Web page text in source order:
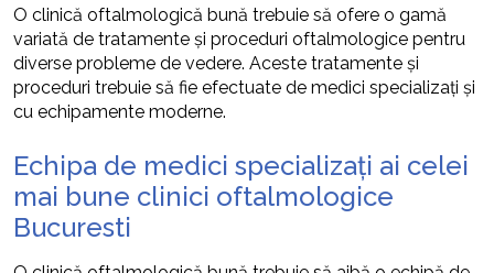
O clinică oftalmologică bună trebuie să ofere o gamă
variată de tratamente și proceduri oftalmologice pentru
diverse probleme de vedere. Aceste tratamente și
proceduri trebuie să fie efectuate de medici specializați și
cu echipamente moderne.
Echipa de medici specializați ai celei
mai bune clinici oftalmologice
Bucuresti